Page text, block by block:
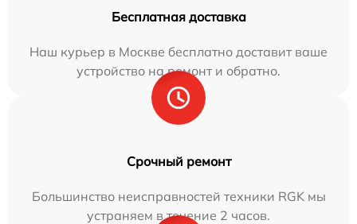
Бесплатная доставка
Наш курьер в Москве бесплатно доставит ваше
устройство на ремонт и обратно.
Срочный ремонт
Большинство неисправностей техники RGK мы
устраняем в течение 2 часов.